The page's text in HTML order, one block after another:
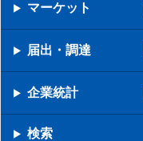
マーケット
届出・調達
企業統計
検索